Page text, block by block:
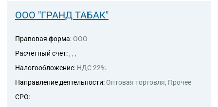
ООО "ГРАНД ТАБАК"
Правовая форма: ООО
Расчетный счет: , , ,
Налогообложение: НДС 22%
Направление деятельности: Оптовая торговля, Прочее
СРО: